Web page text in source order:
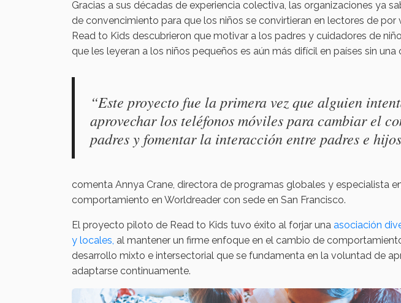
Gracias a sus décadas de experiencia colectiva, las organizaciones ya
de convencimiento para que los niños se convirtieran en lectores de
Read to Kids descubrieron que motivar a los padres y cuidadores de
que les leyeran a los niños pequeños es aún más difícil en países sin
“Este proyecto fue la primera vez que alguien
aprovechar los teléfonos móviles para cambiar el
padres y fomentar la interacción entre padres e
comenta Annya Crane, directora de programas globales y especialista
comportamiento en Worldreader con sede en San Francisco.
El proyecto piloto de Read to Kids tuvo éxito al forjar una asociación
y locales, al mantener un firme enfoque en el cambio de
desarrollo mixto e intersectorial que se fundamenta en la voluntad de
adaptarse continuamente.